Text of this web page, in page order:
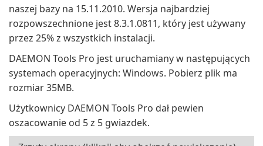
naszej bazy na 15.11.2010. Wersja najbardziej
rozpowszechnione jest 8.3.1.0811, który jest używany
przez 25% z wszystkich instalacji.
DAEMON Tools Pro jest uruchamiany w następujących
systemach operacyjnych: Windows. Pobierz plik ma
rozmiar 35MB.
Użytkownicy DAEMON Tools Pro dał pewien
oszacowanie od 5 z 5 gwiazdek.